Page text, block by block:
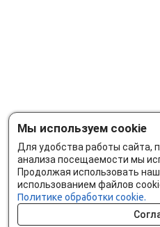
Мы используем cookie
Для удобства работы сайта,
анализа посещаемости мы
Продолжая использовать
использованием файлов
Политике обработки cookie.